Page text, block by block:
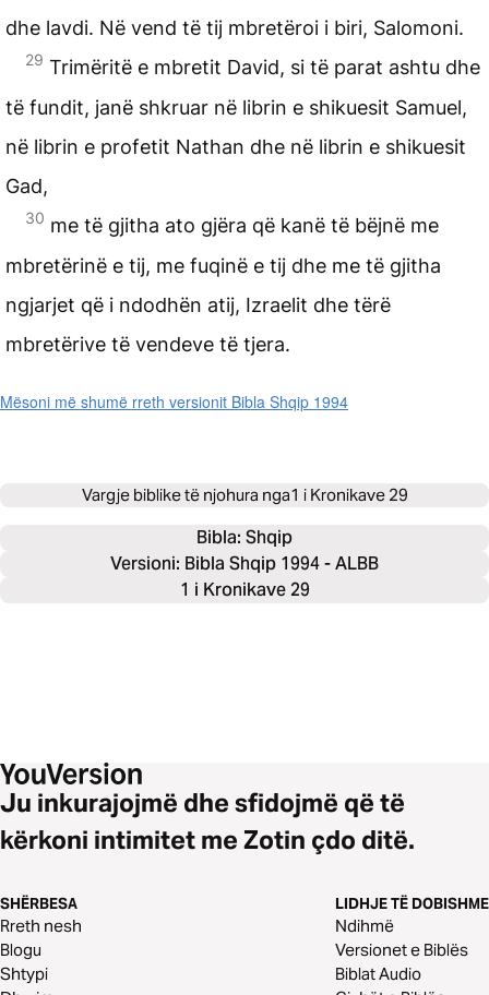
dhe lavdi. Në vend të tij mbretëroi i biri, Salomoni.
29 Trimëritë e mbretit David, si të parat ashtu dhe
të fundit, janë shkruar në librin e shikuesit Samuel,
në librin e profetit Nathan dhe në librin e shikuesit
Gad,
30 me të gjitha ato gjëra që kanë të bëjnë me
mbretërinë e tij, me fuqinë e tij dhe me të gjitha
ngjarjet që i ndodhën atij, Izraelit dhe tërë
mbretërive të vendeve të tjera.
Mësoni më shumë rreth versionit Bibla Shqip 1994
Vargje biblike të njohura nga1 i Kronikave 29
Bibla: Shqip
Versioni: Bibla Shqip 1994 - ALBB
1 i Kronikave 29
Ju inkurajojmë dhe sfidojmë që të
kërkoni intimitet me Zotin çdo ditë.
SHËRBESA
Rreth nesh
Blogu
Shtypi
LIDHJE TË DOBISHME
Ndihmë
Versionet e Biblës
Biblat Audio